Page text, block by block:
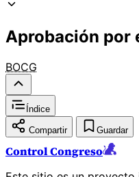
Aprobación por
BOCG
Índice
Compartir Guardar
Control Congreso